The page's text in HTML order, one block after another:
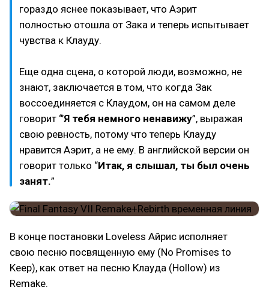
гораздо яснее показывает, что Аэрит
полностью отошла от Зака и теперь испытывает
чувства к Клауду.
Еще одна сцена, о которой люди, возможно, не
знают, заключается в том, что когда Зак
воссоединяется с Клаудом, он на самом деле
говорит “’Я тебя немного ненавижу”, выражая
свою ревность, потому что теперь Клауду
нравится Аэрит, а не ему. В английской версии он
говорит только “Итак, я слышал, ты был очень
занят.”
В конце постановки Loveless Айрис исполняет
свою песню посвященную ему (No Promises to
Keep), как ответ на песню Клауда (Hollow) из
Remake.